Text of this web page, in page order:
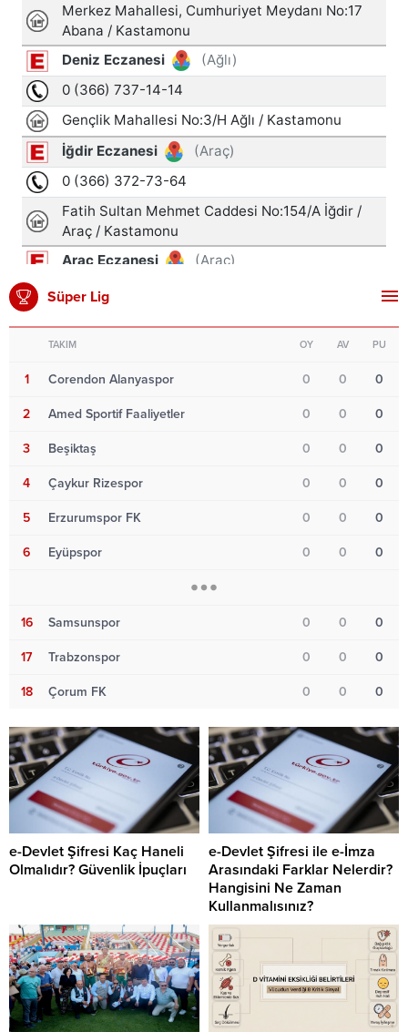
Süper Lig
TAKIM OY AV PU
1 Corendon Alanyaspor 0 0 0
2 Amed Sportif Faaliyetler 0 0 0
3 Beşiktaş 0 0 0
4 Çaykur Rizespor 0 0 0
5 Erzurumspor FK 0 0 0
6 Eyüpspor 0 0 0
16 Samsunspor 0 0 0
17 Trabzonspor 0 0 0
18 Çorum FK 0 0 0
e-Devlet Şifresi Kaç Haneli
Olmalıdır? Güvenlik İpuçları
e-Devlet Şifresi ile e-İmza
Arasındaki Farklar Nelerdir?
Hangisini Ne Zaman
Kullanmalısınız?